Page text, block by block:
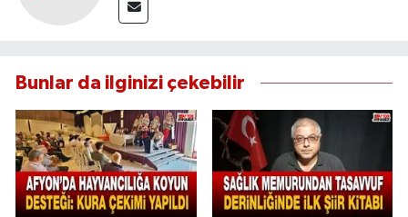
Bunlar da ilginizi çekebilir